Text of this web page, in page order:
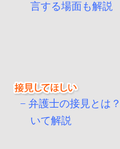
言する場面も解説
弁護士の接見とは
いて解説